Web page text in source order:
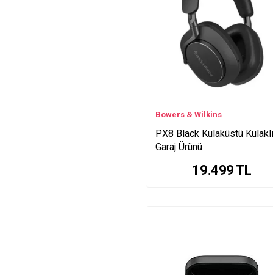
Bowers & Wilkins
PX8 Black Kulaküstü
Garaj Ürünü
19.499TL